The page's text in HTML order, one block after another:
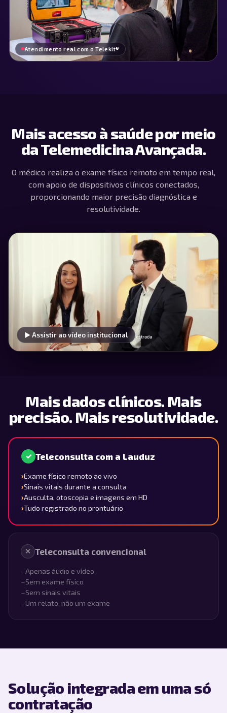
Atendimento real com o Telekit®
Mais acesso à saúde por meio
da Telemedicina Avançada.
O médico realiza o exame físico remoto em tempo real,
com apoio de dispositivos clínicos conectados,
proporcionando maior precisão diagnóstica e
resolutividade.
▶ Assistir ao vídeo institucional
Mais dados clínicos. Mais
precisão. Mais resolutividade.
✓ Teleconsulta com a Lauduz
›Exame físico remoto ao vivo
›Sinais vitais durante a consulta
›Ausculta, otoscopia e imagens em HD
›Tudo registrado no prontuário
✕ Teleconsulta convencional
–Apenas áudio e vídeo
–Sem exame físico
–Sem sinais vitais
–Um relato, não um exame
Solução integrada em uma só
contratação